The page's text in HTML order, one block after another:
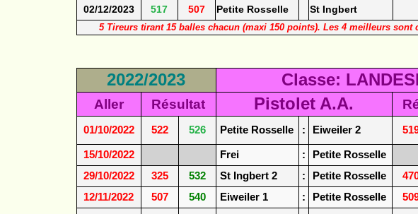
2022/2023 Classe:
Aller Résultat Pistolet A.A.
01/10/2022 522 526 Petite Rosselle : Eiweiler 2
15/10/2022 Frei : Petite Rosselle
29/10/2022
325 532 St Ingbert 2 : Petite Rosselle
12/11/2022
507 540 Eiweiler 1 : Petite Rosselle
02/12/2023
517 507 Petite Rosselle St Ingbert
5 Tireurs tirant 15 balles chacun (maxi 150 points). Les 4 meilleurs sont